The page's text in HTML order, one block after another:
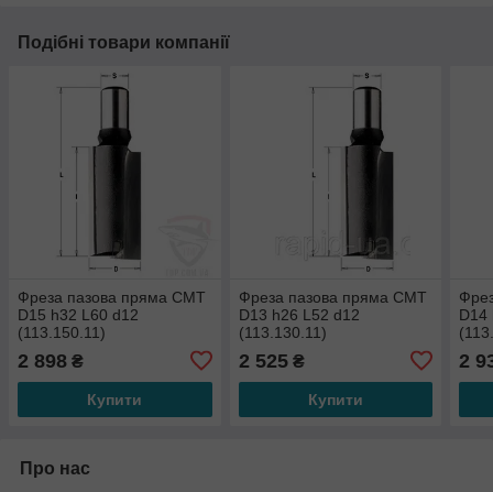
Подібні товари компанії
Фреза пазова пряма CMT
D15 h32 L60 d12
(113.150.11)
2 898 ₴
Купити
Фреза пазова пряма CMT
D13 h26 L52 d12
(113.130.11)
2 525₴
Купити
D14
2
Про нас